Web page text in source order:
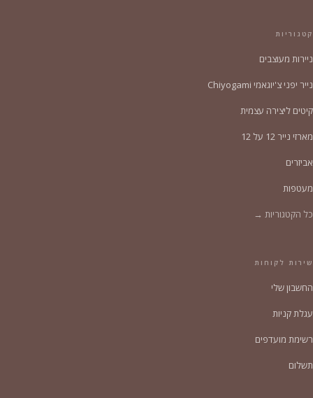
קטגוריות
ניירות מעוצבים
נייר יפני צ'יוגאמי Chiyogami
קיטים ליצירה עצמית
מארזי נייר 12 על 12
אביזרים
מעטפות
כל הקטגוריות →
שירות לקוחות
החשבון שלי
עגלת קניות
רשימת מועדפים
תשלום